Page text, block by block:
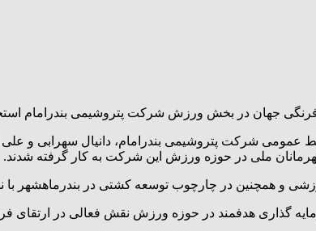
جهان در بخش ورزش شرکت پتروشیمی بندرامام
عمومی شرکت پتروشیمی بندرامام، دانیال سهرابی و
ملی در حوزه ورزش این شرکت به کار گرفته شدند.
ورزشی و همچنین در چارچوب توسعه کشتی در بندرماهشهر
گذاری هدفمند در حوزه ورزش نقش فعالی در